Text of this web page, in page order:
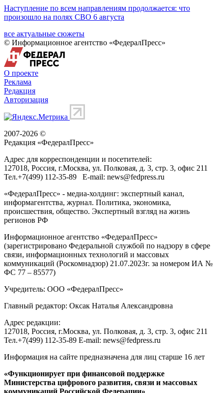
Наступление по всем направлениям продолжается: что
произошло на полях СВО 6 августа
все актуальные сюжеты
© Информационное агентство «ФедералПресс»
О проекте
Реклама
Редакция
Авторизация
2007-2026 ©
Редакция «ФедералПресс»
Адрес для корреспонденции и посетителей:
127018, Россия, г.Москва, ул. Полковая, д. 3, стр. 3, офис 211
Тел.+7(499) 112-35-89 E-mail: news@fedpress.ru
«ФедералПресс» - медиа-холдинг: экспертный канал,
информагентства, журнал. Политика, экономика,
происшествия, общество. Экспертный взгляд на жизнь
регионов РФ
Информационное агентство «ФедералПресс»
(зарегистрировано Федеральной службой по надзору в сфере
связи, информационных технологий и массовых
коммуникаций (Роскомнадзор) 21.07.2023г. за номером ИА №
ФС 77 – 85577)
Учредитель: ООО «ФедералПресс»
Главный редактор: Оксак Наталья Александровна
Адрес редакции:
127018, Россия, г.Москва, ул. Полковая, д. 3, стр. 3, офис 211
Тел.+7(499) 112-35-89 E-mail: news@fedpress.ru
Информация на сайте предназначена для лиц старше 16 лет
«Функционирует при финансовой поддержке
Министерства цифрового развития, связи и массовых
коммуникаций Российской Федерации»